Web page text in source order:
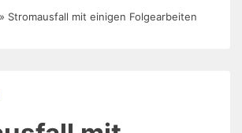
» Stromausfall mit einigen Folgearbeiten